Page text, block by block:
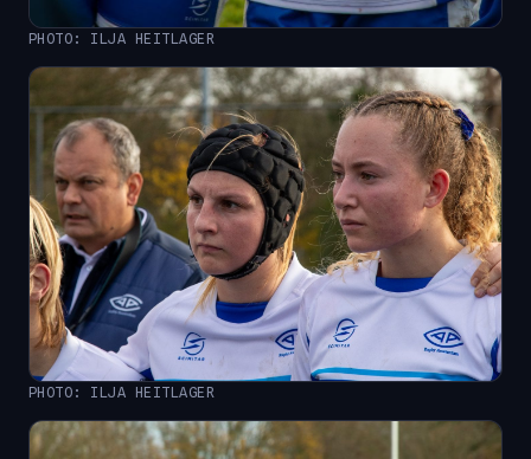
PHOTO: ILJA HEITLAGER
PHOTO: ILJA HEITLAGER